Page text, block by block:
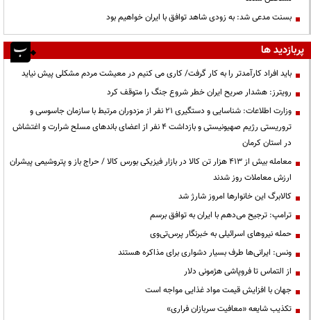
بسنت مدعی شد: به زودی شاهد توافق با ایران خواهیم بود
پربازدید ها
باید افراد کارآمدتر را به کار گرفت/ کاری می کنیم در معیشت مردم مشکلی پیش نیاید
رویترز: هشدار صریح ایران خطر شروع جنگ را متوقف کرد
وزارت اطلاعات: شناسایی و دستگیری ۲۱ نفر از مزدوران مرتبط با سازمان جاسوسی و
تروریستی رژیم صهیونیستی و بازداشت ۴ نفر از اعضای باندهای مسلح شرارت و اغتشاش
در استان کرمان
معامله بیش از ۴۱۳ هزار تن کالا در بازار فیزیکی بورس کالا / حراج باز و پتروشیمی پیشران
ارزش معاملات روز شدند
کالابرگ این خانوارها امروز شارژ شد
ترامپ: ترجیح می‌دهم با ایران به توافق برسم
حمله نیروهای اسرائیلی به خبرنگار پرس‌تی‌وی
ونس: ایرانی‌ها طرف بسیار دشواری برای مذاکره هستند
از التماس تا فروپاشی هژمونی دلار
جهان با افزایش قیمت مواد غذایی مواجه است
تکذیب شایعه «معافیت سربازان فراری»